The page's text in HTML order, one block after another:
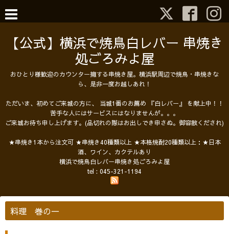
【公式】横浜で焼鳥白レバー 串焼き
処ごろみよ屋
おひとり様歓迎のカウンター擁する串焼き屋。横浜駅周辺で焼鳥・串焼きな
ら、是非一度お越しあれ！
ただいま、初めてご来城の方に、 当城1番のお薦め 『白レバー』 を献上中！！
苦手な人にはサービスにはなりませんが。。。
ご来城お待ち申し上げます。(品切れの際はお出しでき申さぬ。御容赦くだされ)
★串焼き1本から注文可 ★串焼き40種類以上 ★本格焼酎20種類以上：★日本
酒、ワイン、カクテルあり
横浜で焼鳥白レバー串焼き処ごろみよ屋
tel : 045-321-1194
料理 巻の一